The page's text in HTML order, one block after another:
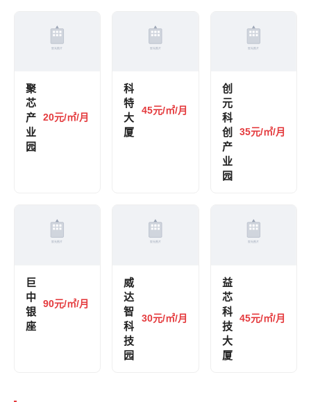
聚
芯
产
业
园
20元/㎡/月
科
特
大
厦
45元/㎡/月
创
元
科
创
产
业
园
35元/㎡/月
巨
中
银
座
90元/㎡/月
威
达
智
科
技
园
30元/㎡/月
益
芯
科
技
大
厦
45元/㎡/月